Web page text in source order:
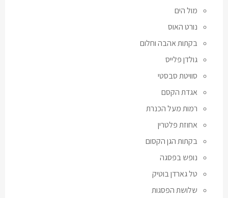
מול הים
נורט האוס
בקתות אהבה וחלום
גולדן פלייס
סוויטת סבסטי
אגדת הקסם
רמות מעל הכנרת
אחוזת פלטרין
בקתות הגן הקסום
נופש בפסגה
טל גארדן בוטיק
שלושת הפסגות